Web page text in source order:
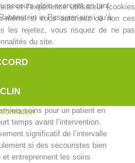
secours alpin exercent en tant
in Passeier ainsi qu’à
ou du médecin d’urgence. En
météorologiques (p. ex:
soins pour un patient en
temps avant l’intervention.
significatif de l’intervalle
si des secouristes bien
entreprennent les soins
et l’expérience utilisateur (cookies
même si vous autorisez ou non ces
les rejetez, vous risquez de ne pas
du site.